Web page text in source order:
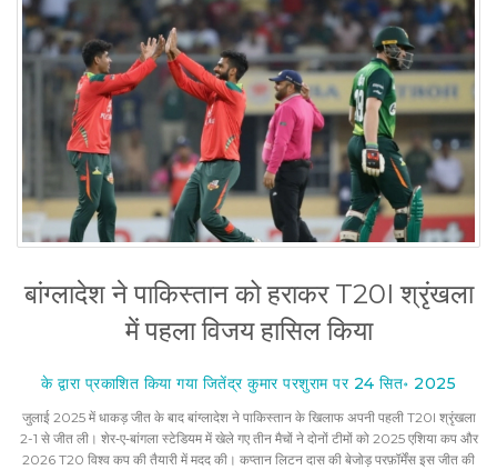
बांग्लादेश ने पाकिस्तान को हराकर T20I श्रृंखला
में पहला विजय हासिल किया
के द्वारा प्रकाशित किया गया जितेंद्र कुमार परशुराम पर 24 सित॰ 2025
जुलाई 2025 में धाकड़ जीत के बाद बांग्लादेश ने पाकिस्तान के खिलाफ अपनी पहली T20I श्रृंखला
2-1 से जीत ली। शेर‑ए‑बांगला स्टेडियम में खेले गए तीन मैचों ने दोनों टीमों को 2025 एशिया कप और
2026 T20 विश्व कप की तैयारी में मदद की। कप्तान लिटन दास की बेजोड़ परफ़ॉर्मेंस इस जीत की